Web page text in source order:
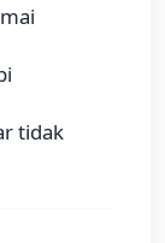
tidak